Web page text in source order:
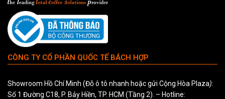
CÔNG TY CỔ PHẦN QUỐC TẾ BÁCH HỢP
Showroom Hồ Chí Minh (Đỗ ô tô nhanh hoặc gửi Cộng Hòa Plaza):
Số 1 Đường C18, P. Bảy Hiền, TP. HCM (Tầng 2). – Hotline: